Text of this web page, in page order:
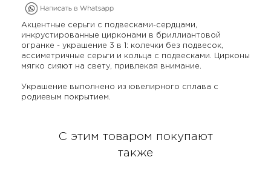
Акцентные серьги с подвесками-сердцами,
инкрустированные цирконами в бриллиантовой
огранке - украшение 3 в 1: колечки без подвесок,
ассиметричные серьги и кольца с подвесками. Цирконы
мягко сияют на свету, привлекая внимание.
Украшение выполнено из ювелирного сплава с
родиевым покрытием.
С этим товаром покупают
также